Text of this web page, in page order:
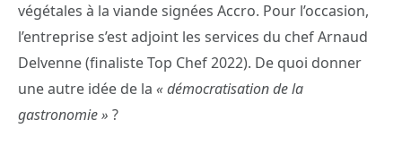
végétales à la viande signées Accro. Pour l’occasion,
l’entreprise s’est adjoint les services du chef Arnaud
Delvenne (finaliste Top Chef 2022). De quoi donner
une autre idée de la « démocratisation de la
gastronomie » ?